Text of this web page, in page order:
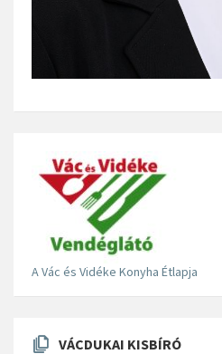
A Vác és Vidéke Konyha Étlapja
VÁCDUKAI KISBÍRÓ